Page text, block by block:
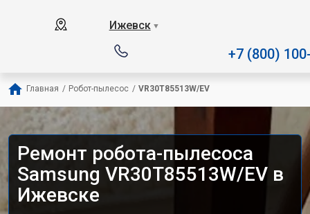
Ижевск ▼
+7 (800)
Главная / Робот-пылесос / VR30T85513W/EV
Ремонт робота-пылесоса
Samsung VR30T85513W/EV в
Ижевске